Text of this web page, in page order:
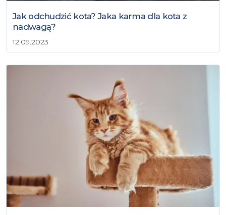
Jak odchudzić kota? Jaka karma dla kota z
nadwagą?
12.09.2023